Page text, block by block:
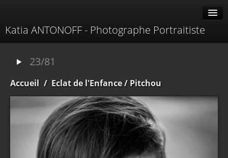
Katia ANTONOFF - Photographe Portraitiste
Contacter
23/81
Accueil / Eclat de l'Enfance/ Pitchou